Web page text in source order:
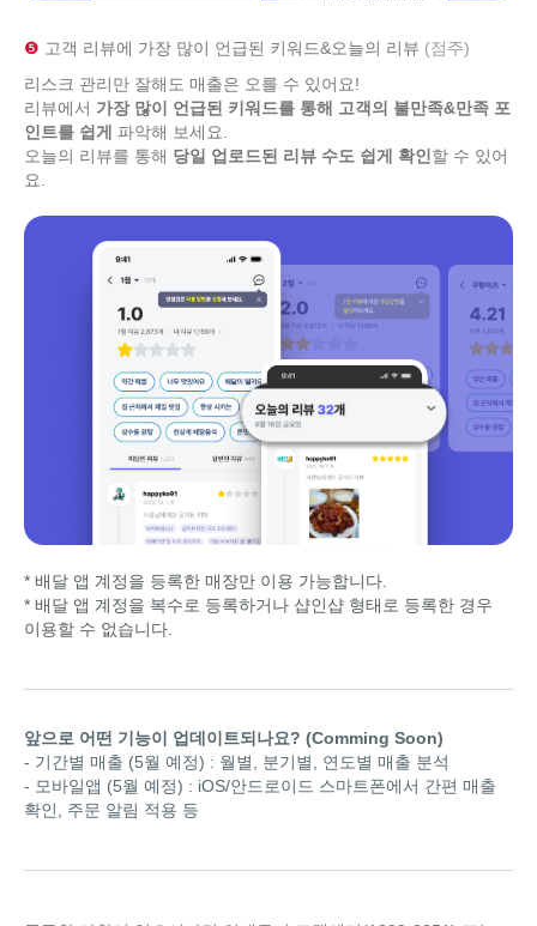
❺ 고객 리뷰에 가장 많이 언급된 키워드&오늘의 리뷰 (점주)
리스크 관리만 잘해도 매출은 오를 수 있어요!
리뷰에서 가장 많이 언급된 키워드를 통해 고객의 불만족&만족 포
인트를 쉽게 파악해 보세요.
오늘의 리뷰를 통해 당일 업로드된 리뷰 수도 쉽게 확인 할 수 있어
요.
* 배달 앱 계정을 등록한 매장만 이용 가능합니다.
* 배달 앱 계정을 복수로 등록하거나 샵인샵 형태로 등록한 경우
이용할 수 없습니다.
앞으로 어떤 기능이 업데이트되나요? (Comming Soon)
- 기간별 매출 (5월 예정) : 월별, 분기별, 연도별 매출 분석
- 모바일앱 (5월 예정) : iOS/안드로이드 스마트폰에서 간편 매출
확인, 주문 알림 적용 등